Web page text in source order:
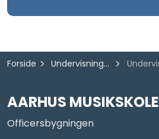
Forside Undervisningstilbud
AARHUS MUSIKSKOLE
Officersbygningen